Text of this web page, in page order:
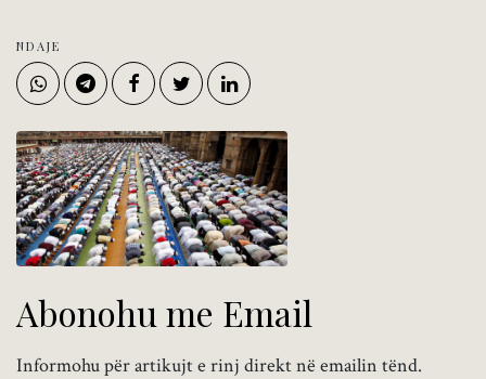
NDAJE
Abonohu me Email
Informohu për artikujt e rinj direkt në emailin tënd.